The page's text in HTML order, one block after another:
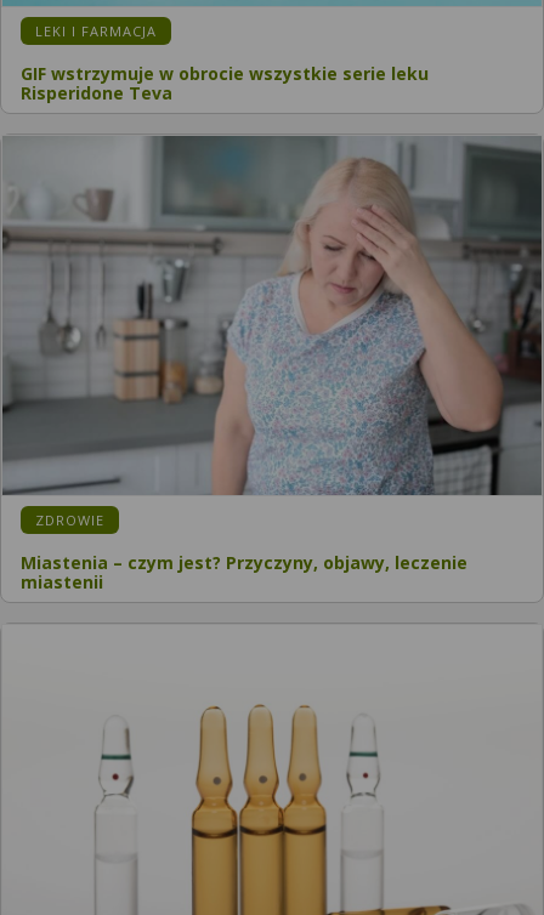
KATEGORIA:
LEKI I FARMACJA
GIF wstrzymuje w obrocie wszystkie serie leku
Risperidone Teva
KATEGORIA:
ZDROWIE
Miastenia – czym jest? Przyczyny, objawy, leczenie
miastenii